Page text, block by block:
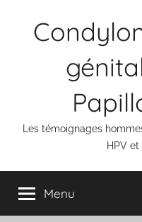
Les témoignages
HPV
Menu